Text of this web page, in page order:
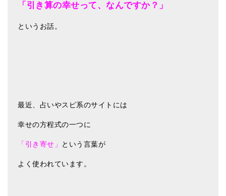
「引き算の幸せって、なんですか？」
というお話。
最近、占いやスピ系のサイトには
幸せの方程式の一つに
「引き寄せ」 という言葉が
よく使われています。